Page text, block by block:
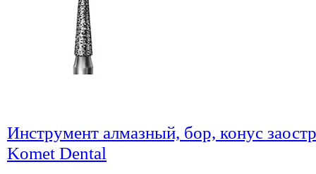
Инструмент алмазный, бор, конус
Komet Dental